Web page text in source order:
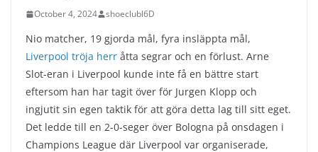
October 4, 2024 shoeclubl6D
Nio matcher, 19 gjorda mål, fyra insläppta mål,
Liverpool tröja herr åtta segrar och en förlust. Arne
Slot-eran i Liverpool kunde inte få en bättre start
eftersom han har tagit över för Jurgen Klopp och
ingjutit sin egen taktik för att göra detta lag till sitt eget.
Det ledde till en 2-0-seger över Bologna på onsdagen i
Champions League där Liverpool var organiserade,